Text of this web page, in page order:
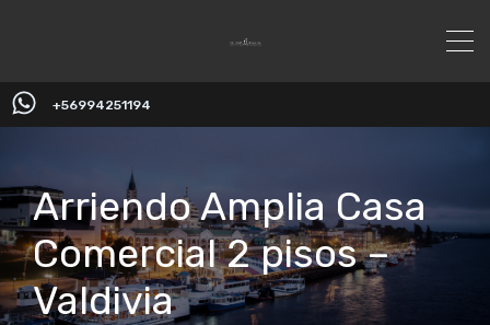
+56994251194
Arriendo Amplia Casa
Comercial 2 pisos –
Valdivia